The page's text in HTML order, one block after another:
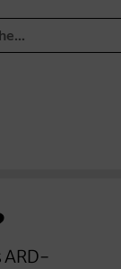
ARD-